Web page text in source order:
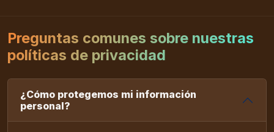
Preguntas comunes sobre nuestras
políticas de privacidad
¿Cómo protegemos mi información
personal?